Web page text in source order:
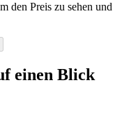
den Preis zu sehen und
einen Blick